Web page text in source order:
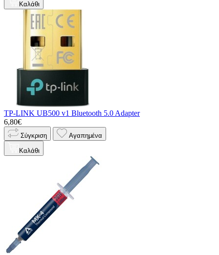
Καλάθι
TP-LINK UB500 v1 Bluetooth 5.0 Adapter
6,80€
Σύγκριση Αγαπημένα
Καλάθι